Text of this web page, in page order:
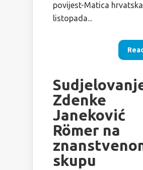
povijest-Matica
listopada...
Zdenke
Janeković
Römer na
skupu